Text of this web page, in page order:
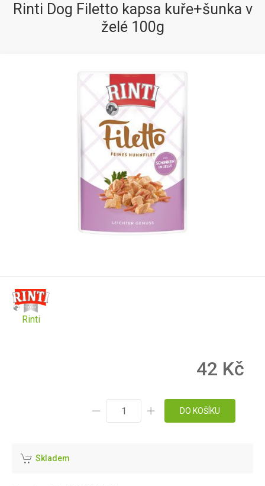
Rinti Dog Filetto kapsa kuře+šunka v
želé 100g
Rinti
42 Kč
DO KOŠÍKU
Skladem